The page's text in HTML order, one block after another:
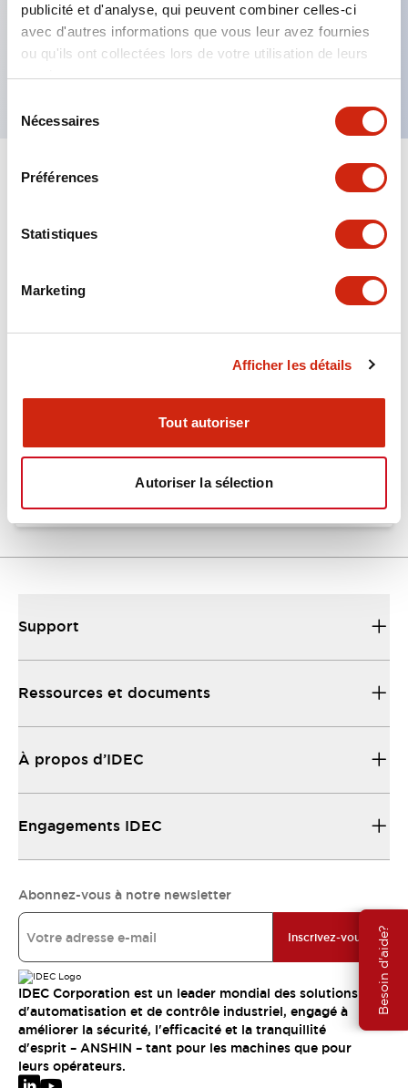
publicité et d'analyse, qui peuvent combiner celles-ci
avec d'autres informations que vous leur avez fournies
ou qu'ils ont collectées lors de votre utilisation de leurs
services.
Nécessaires
Préférences
Statistiques
Marketing
Afficher les détails
Tout autoriser
Autoriser la sélection
Besoin d'aide?
sortie
Montable dans des socles ou des panneaux
GT3 Multi-Function Catalog
Timers Digest
Support
Ressources et documents
À propos d’IDEC
Engagements IDEC
Abonnez-vous à notre newsletter
Inscrivez-vous
IDEC Corporation est un leader mondial des solutions
d'automatisation et de contrôle industriel, engagé à
améliorer la sécurité, l'efficacité et la tranquillité
d'esprit – ANSHIN – tant pour les machines que pour
leurs opérateurs.